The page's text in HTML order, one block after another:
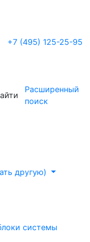
+7 (495) 125-25-95
Расширенный
поиск
другую)
системы